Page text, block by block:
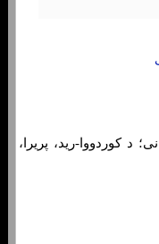
د کوردووا-رید، پریرا،